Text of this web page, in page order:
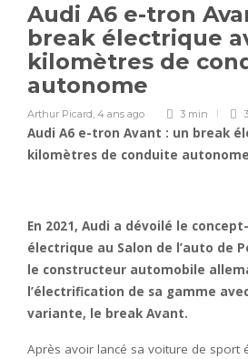
Audi A6 e-tron
break électrique
kilomètres de
autonome
Arthur Picard, 4 ans ago 3 min
Audi A6 e-tron Avant : un break
kilomètres de conduite autonome
En 2021, Audi a dévoilé le
électrique au Salon de l’auto de
le constructeur automobile
l’électrification de sa gamme
variante, le break Avant.
Après avoir lancé sa voiture de sport